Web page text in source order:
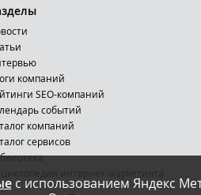
с использованием Яндекс
компаний
SEO-компаний
событий
компаний
сервисов